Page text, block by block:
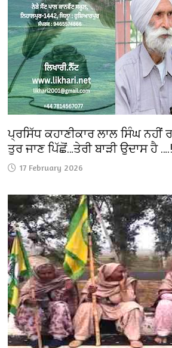
ਪ੍ਰਸਿੱਧ ਕਹਾਣੀਕਾਰ ਲਾਲ ਸਿੰਘ ਨਹੀਂ
ਤੁਰ ਜਾਣ ਪਿੱਛੋਂ…ਤੇਰੀ ਬਾੜੀ ਉਦਾਸ ਹੈ ….!
17 February 2026